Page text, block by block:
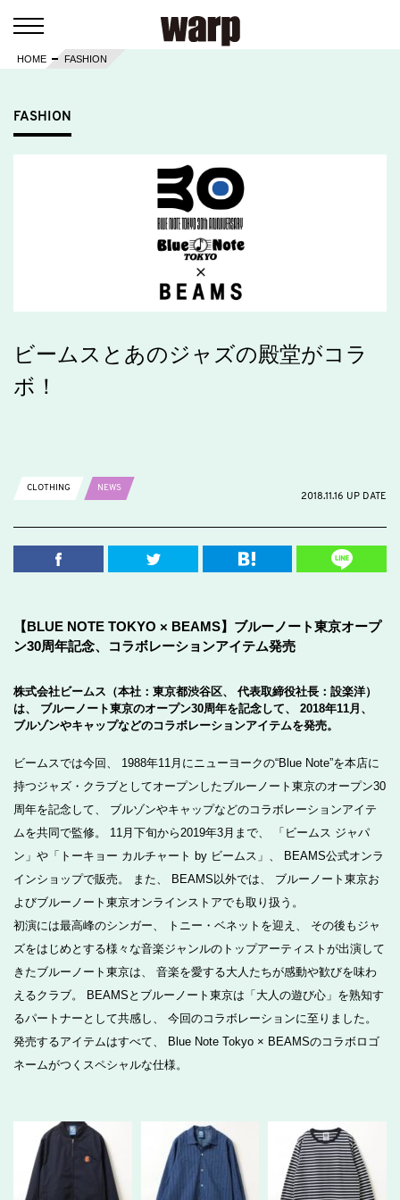
HOME FASHION
FASHION
ビームスとあのジャズの殿堂がコラ
ボ！
CLOTHING
NEWS
2018.11.16 UP DATE
【BLUE NOTE TOKYO × BEAMS】ブルーノート東京オープ
ン30周年記念、コラボレーションアイテム発売
株式会社ビームス（本社：東京都渋谷区、 代表取締役社長：設楽洋）
は、 ブルーノート東京のオープン30周年を記念して、 2018年11月、
ブルゾンやキャップなどのコラボレーションアイテムを発売。
ビームスでは今回、 1988年11月にニューヨークの“Blue Note”を本店に
持つジャズ・クラブとしてオープンしたブルーノート東京のオープン30
周年を記念して、 ブルゾンやキャップなどのコラボレーションアイテ
ムを共同で監修。 11月下旬から2019年3月まで、 「ビームス ジャパ
ン」や「トーキョー カルチャート by ビームス」、 BEAMS公式オンラ
インショップで販売。 また、 BEAMS以外では、 ブルーノート東京お
よびブルーノート東京オンラインストアでも取り扱う。
初演には最高峰のシンガー、 トニー・ベネットを迎え、 その後もジャ
ズをはじめとする様々な音楽ジャンルのトップアーティストが出演して
きたブルーノート東京は、 音楽を愛する大人たちが感動や歓びを味わ
えるクラブ。 BEAMSとブルーノート東京は「大人の遊び心」を熟知す
るパートナーとして共感し、 今回のコラボレーションに至りました。
発売するアイテムはすべて、 Blue Note Tokyo × BEAMSのコラボロゴ
ネームがつくスペシャルな仕様。